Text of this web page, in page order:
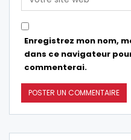
Enregistrez mon nom,
dans ce navigateur
commenterai.